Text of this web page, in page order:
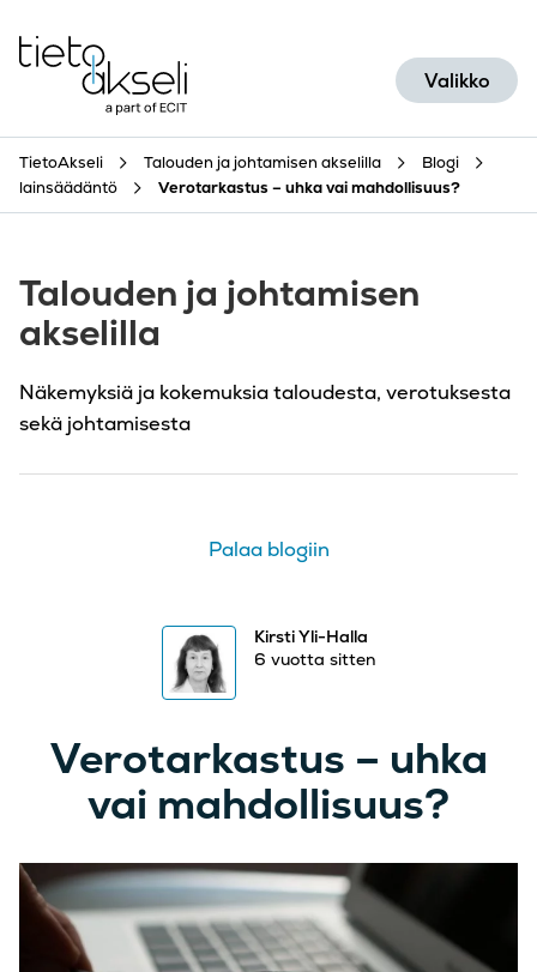
Valikko
TietoAkseli Talouden ja johtamisen akselilla
Blogi
lainsäädäntö
Verotarkastus – uhka vai mahdollisuus?
Talouden ja johtamisen
akselilla
Näkemyksiä ja kokemuksia taloudesta, verotuksesta
sekä johtamisesta
Palaa blogiin
Kirsti Yli-Halla
6 vuotta sitten
Verotarkastus – uhka
vai mahdollisuus?